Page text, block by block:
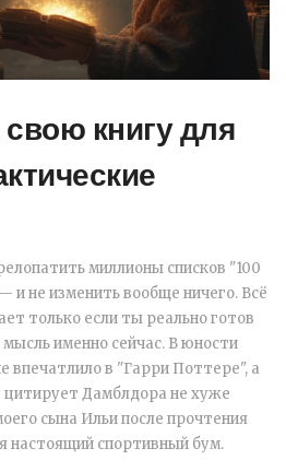
книгу для
миллионы списков "100
и не изменить вообще ничего. Всё
только если ты реально готов
именно сейчас. В юности
впечатлило в "Гарри Поттере", а
цитирует Дамблдора не хуже
сына Ильи после прочтения
настоящий спортивный бум.